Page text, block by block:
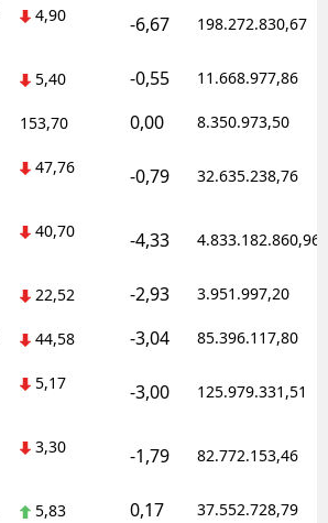
4,90 -6,67 198.272.830,67
5,40 -0,55 11.668.977,86
153,70 0,00 8.350.973,50
47,76 -0,79 32.635.238,76
40,70 -4,33 4.833.182.860,96
22,52 -2,93 3.951.997,20
44,58 -3,04 85.396.117,80
5,17 -3,00 125.979.331,51
3,30 -1,79 82.772.153,46
5,83 0,17 37.552.728,79